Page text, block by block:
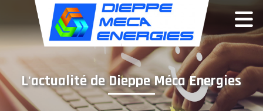
L'actualité de Dieppe Méca Energies
Panneau de gestion des cookies